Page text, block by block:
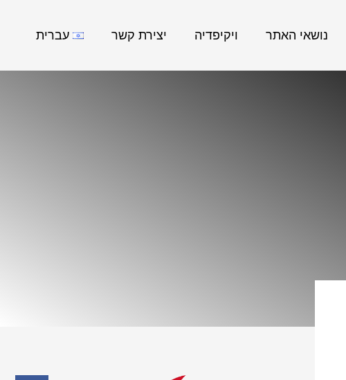
נושאי האתר ויקיפדיה יצירת קשר עברית